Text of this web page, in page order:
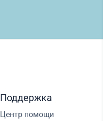
Поддержка
Центр помощи